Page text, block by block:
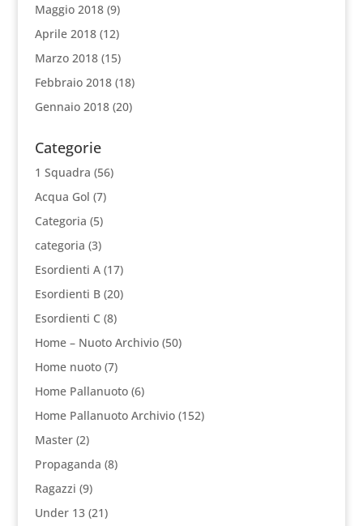
Maggio 2018(9)
Aprile 2018(12)
Marzo 2018(15)
Febbraio 2018(18)
Gennaio 2018(20)
Categorie
1 Squadra (56)
Acqua Gol (7)
Categoria (5)
categoria (3)
Esordienti A(17)
Esordienti B(20)
Esordienti C (8)
Home – Nuoto Archivio(50)
Home nuoto(7)
Home Pallanuoto(6)
Home Pallanuoto Archivio(152)
Master(2)
Propaganda (8)
Ragazzi (9)
Under 13(21)